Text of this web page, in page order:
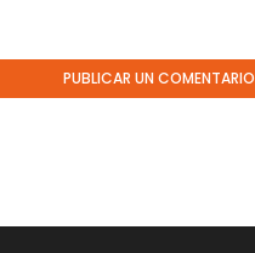
PUBLICAR UN COMENTARIO